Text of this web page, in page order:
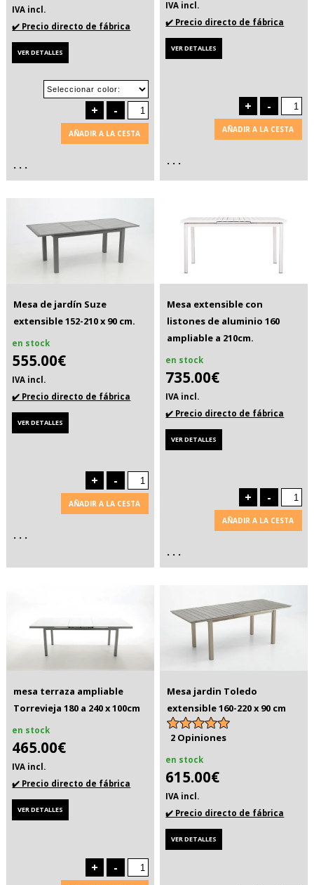
IVA incl.
✔️ Precio directo de fábrica
VER DETALLES
+ -
AÑADIR A LA CESTA
. . .
IVA incl.
✔️ Precio directo de fábrica
VER DETALLES
+ -
AÑADIR A LA CESTA
. . .
Mesa de jardín Suze
extensible 152-210 x 90 cm.
en stock
555.00€
IVA incl.
✔️ Precio directo de fábrica
VER DETALLES
+ -
AÑADIR A LA CESTA
. . .
Mesa extensible con
listones de aluminio 160
ampliable a 210cm.
en stock
735.00€
IVA incl.
✔️ Precio directo de fábrica
VER DETALLES
+ -
AÑADIR A LA CESTA
. . .
mesa terraza ampliable
Torrevieja 180 a 240 x 100cm
en stock
465.00€
IVA incl.
✔️ Precio directo de fábrica
VER DETALLES
+ -
Mesa jardin Toledo
extensible 160-220 x 90 cm
2 Opiniones
en stock
615.00€
IVA incl.
✔️ Precio directo de fábrica
VER DETALLES